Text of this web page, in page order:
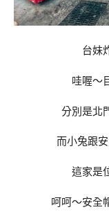
台妹
哇喔～
分別是北
而小兔跟
這家是
呵呵～安全